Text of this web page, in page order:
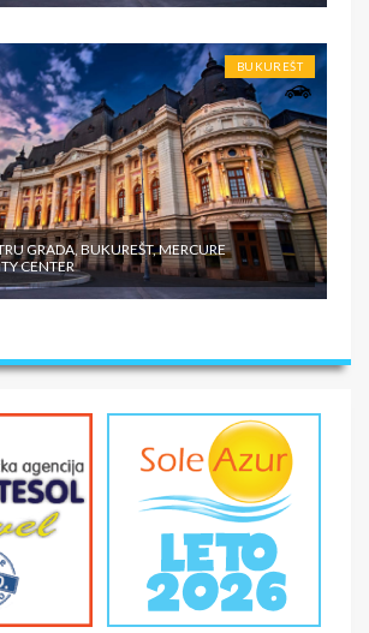
BUKUREŠT
GRADA, BUKUREŠT, MERCURE
CENTER